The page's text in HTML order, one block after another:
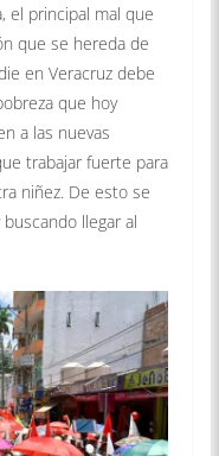
el principal mal que
que se hereda de
en Veracruz debe
que hoy
a las nuevas
trabajar fuerte para
niñez. De esto se
llegar al